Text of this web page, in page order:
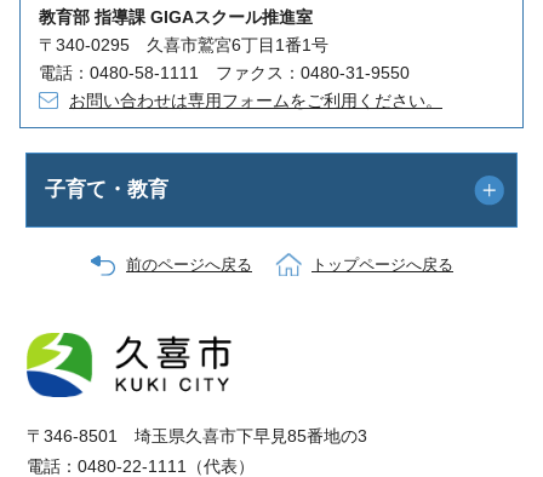
教育部 指導課 GIGAスクール推進室
〒340-0295 久喜市鷲宮6丁目1番1号
電話：0480-58-1111 ファクス：0480-31-9550
お問い合わせは専用フォームをご利用ください。
子育て・教育
前のページへ戻る トップページへ戻る
〒346-8501 埼玉県久喜市下早見85番地の3
電話：0480-22-1111（代表）